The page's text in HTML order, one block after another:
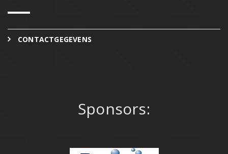
CONTACTGEGEVENS
Sponsors: